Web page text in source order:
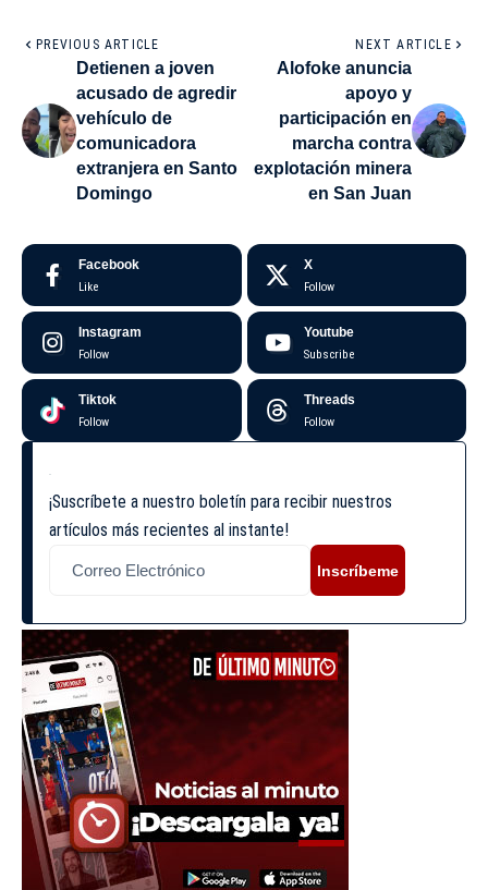
PREVIOUS ARTICLE
Detienen a joven
acusado de agredir
vehículo de
comunicadora
extranjera en Santo
Domingo
NEXT ARTICLE
Alofoke anuncia
apoyo y
participación en
marcha contra
explotación minera
en San Juan
Facebook
Like
X
Follow
Instagram
Follow
Youtube
Subscribe
Tiktok
Follow
Threads
Follow
¡Suscríbete a nuestro boletín para recibir nuestros
artículos más recientes al instante!
Inscríbeme